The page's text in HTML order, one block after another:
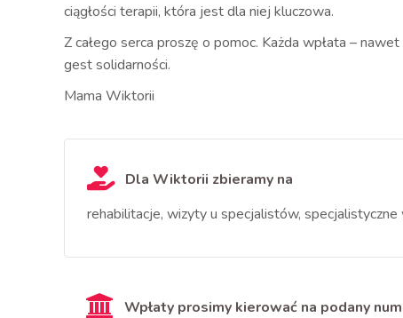
ciągłości terapii, która jest dla niej kluczowa.
Z całego serca proszę o pomoc. Każda wpłata –
gest solidarności.
Mama Wiktorii
Dla Wiktorii zbieramy na
rehabilitacje, wizyty u specjalistów,
Wpłaty prosimy kierować na podany